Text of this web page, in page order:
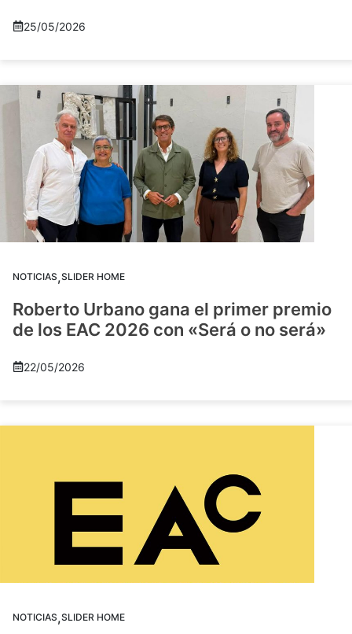
25/05/2026
NOTICIAS,SLIDER HOME
Roberto Urbano gana el primer premio
de los EAC 2026 con «Será o no será»
22/05/2026
NOTICIAS,SLIDER HOME